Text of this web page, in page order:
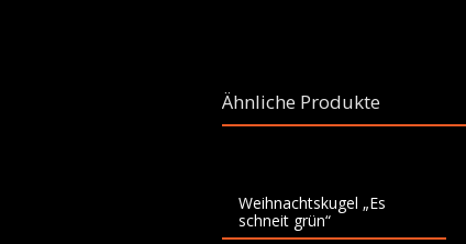
Ähnliche Produkte
Weihnachtskugel „Es
schneit grün“